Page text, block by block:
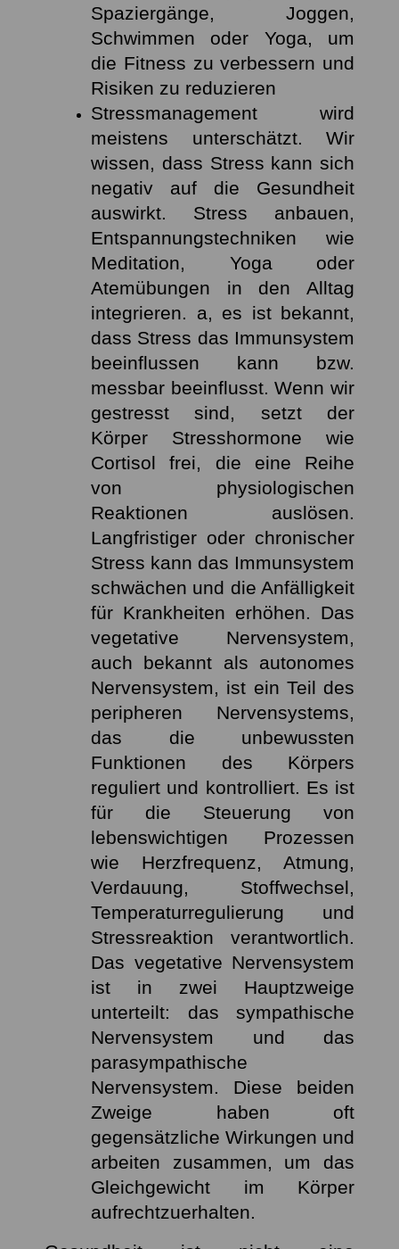
Spaziergänge, Joggen,
Schwimmen oder Yoga, um
die Fitness zu verbessern und
Risiken zu reduzieren
Stressmanagement wird
meistens unterschätzt. Wir
wissen, dass Stress kann sich
negativ auf die Gesundheit
auswirkt. Stress anbauen,
Entspannungstechniken wie
Meditation, Yoga oder
Atemübungen in den Alltag
integrieren. a, es ist bekannt,
dass Stress das Immunsystem
beeinflussen kann bzw.
messbar beeinflusst. Wenn wir
gestresst sind, setzt der
Körper Stresshormone wie
Cortisol frei, die eine Reihe
von physiologischen
Reaktionen auslösen.
Langfristiger oder chronischer
Stress kann das Immunsystem
schwächen und die Anfälligkeit
für Krankheiten erhöhen. Das
vegetative Nervensystem,
auch bekannt als autonomes
Nervensystem, ist ein Teil des
peripheren Nervensystems,
das die unbewussten
Funktionen des Körpers
reguliert und kontrolliert. Es ist
für die Steuerung von
lebenswichtigen Prozessen
wie Herzfrequenz, Atmung,
Verdauung, Stoffwechsel,
Temperaturregulierung und
Stressreaktion verantwortlich.
Das vegetative Nervensystem
ist in zwei Hauptzweige
unterteilt: das sympathische
Nervensystem und das
parasympathische
Nervensystem. Diese beiden
Zweige haben oft
gegensätzliche Wirkungen und
arbeiten zusammen, um das
Gleichgewicht im Körper
aufrechtzuerhalten.